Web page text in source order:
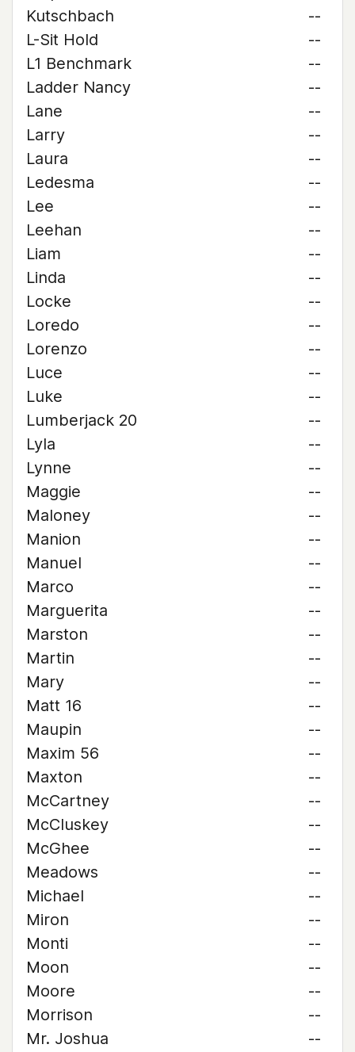
Kutschbach
--
L-Sit Hold
--
L1 Benchmark
--
Ladder Nancy
--
Lane
--
Larry
--
Laura
--
Ledesma
--
Lee
--
Leehan
--
Liam
--
Linda
--
Locke
--
Loredo
--
Lorenzo
--
Luce
--
Luke
--
Lumberjack 20
--
Lyla
--
Lynne
--
Maggie
--
Maloney
--
Manion
--
Manuel
--
Marco
--
Marguerita
--
Marston
--
Martin
--
Mary
--
Matt 16
--
Maupin
--
Maxim 56
--
Maxton
--
McCartney
--
McCluskey
--
McGhee
--
Meadows
--
Michael
--
Miron
--
Monti
--
Moon
--
Moore
--
Morrison
--
Mr. Joshua
--